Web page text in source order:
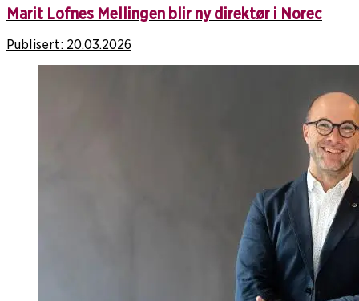
Marit Lofnes Mellingen blir ny direktør i Norec
Publisert: 20.03.2026